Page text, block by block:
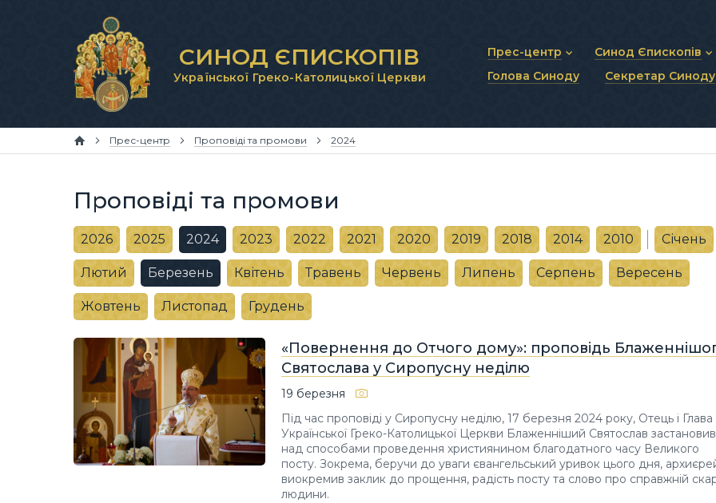
СИНОД ЄПИСКОПІВ
Української Греко-Католицької Церкви
Прес-центр
Новини та анонси
Синод Єпископів
Статут Синоду
Синодальні органи
Голова Синоду Секретар Синоду
Прес-центр Проповіді та промови 2024
Проповіді та промови
2026 2025 2024 2023 2022 2021 2020 2019 2018 2014 2010 Січень
Лютий Березень Квітень Травень Червень Липень Серпень Вересень
Жовтень Листопад Грудень
«Повернення до Отчого дому»: проповідь
Святослава у Сиропусну неділю
19 березня
Під час проповіді у Сиропусну неділю, 17 березня 2024 року, Отець і Глава
Української Греко-Католицької Церкви Блаженніший Святослав
над способами проведення християнином благодатного часу Великого
посту. Зокрема, беручи до уваги євангельський уривок цього дня,
виокремив заклик до прощення, радість посту та слово про справжній
людини.